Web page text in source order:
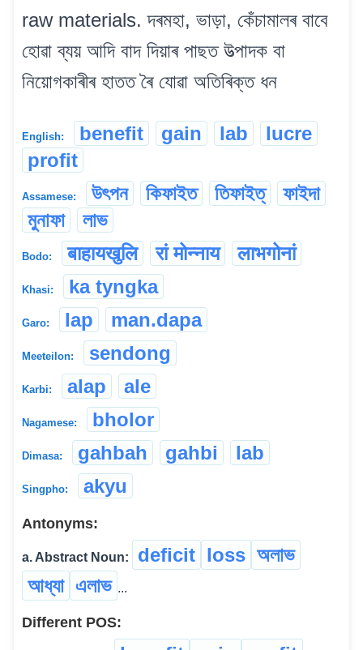
raw materials. দৰমহা, ভাড়া, কেঁচামালৰ বাবে
হোৱা ব্যয় আদি বাদ দিয়াৰ পাছত উত্পাদক বা
নিয়োগকাৰীৰ হাতত ৰৈ যোৱা অতিৰিক্ত ধন
English: benefit gain lab
lucre
profit
Assamese: উৎপন কিফাইত তিফাইত্‌
ফাইদা
মুনাফা
লাভ
Bodo: बाहायखुलि रां मोन्नाय लाभगोनां
Khasi: ka tyngka
Garo: lap man.dapa
Meeteilon: sendong
Karbi: alap ale
Nagamese: bholor
Dimasa: gahbah gahbi lab
Singpho: akyu
Antonyms:
a. Abstract Noun: deficit loss অলাভ
আধ্যা এলাভ ...
Different POS: